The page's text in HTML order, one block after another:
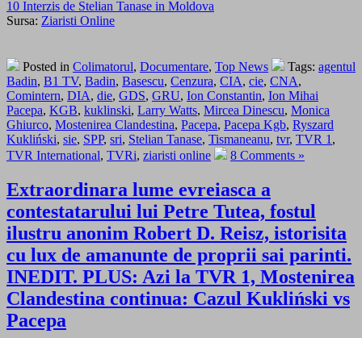
Sursa: Ziaristi Online
Posted in Colimatorul, Documentare, Top News Tags: agentul
Badin, B1 TV, Badin, Basescu, Cenzura, CIA, cie, CNA,
Comintern, DIA, die, GDS, GRU, Ion Constantin, Ion Mihai
Pacepa, KGB, kuklinski, Larry Watts, Mircea Dinescu, Monica
Ghiurco, Mostenirea Clandestina, Pacepa, Pacepa Kgb, Ryszard
Kukliński, sie, SPP, sri, Stelian Tanase, Tismaneanu, tvr, TVR 1 ,
TVR International, TVRi, ziaristi online 8 Comments »
Extraordinara lume evreiasca a
contestatarului lui Petre Tutea, fostul
ilustru anonim Robert D. Reisz, istorisita
cu lux de amanunte de proprii sai parinti.
INEDIT. PLUS: Azi la TVR 1, Mostenirea
Clandestina continua: Cazul Kukliński vs
Pacepa